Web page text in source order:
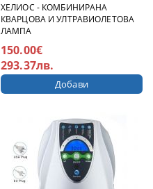
ХЕЛИОС - КОМБИНИРАНА
КВАРЦОВА И УЛТРАВИОЛЕТОВА
ЛАМПА
150.00€
293.37лв.